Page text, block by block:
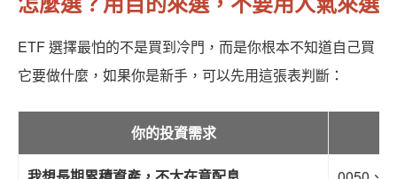
ETF 選擇最怕的不是買到冷門，而是你根本不知道自己買
它要做什麼，如果你是新手，可以先用這張表判斷：
你的投資需求